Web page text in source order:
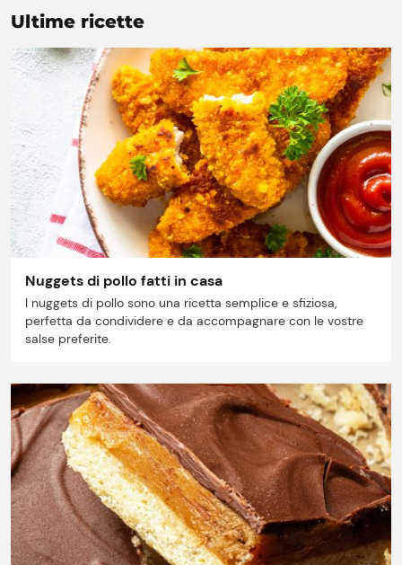
Prezzi Rossetto
Punti vendita
Il gruppo
Ricette
Lavora con noi
Shop
Ultime ricette
Nuggets di pollo fatti in casa
I nuggets di pollo sono una ricetta semplice e sfiziosa,
perfetta da condividere e da accompagnare con le vostre
salse preferite.